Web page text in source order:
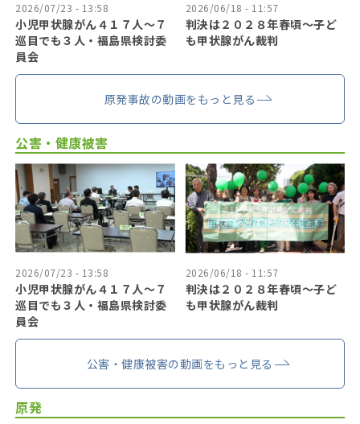
2026/07/23 - 13:58
小児甲状腺がん４１７人〜７
巡目でも３人・福島県検討委
員会
2026/06/18 - 11:57
判決は２０２８年春頃〜子ど
も甲状腺がん裁判
原発事故の動画をもっと見る
公害・健康被害
2026/07/23 - 13:58
小児甲状腺がん４１７人〜７
巡目でも３人・福島県検討委
員会
2026/06/18 - 11:57
判決は２０２８年春頃〜子ど
も甲状腺がん裁判
公害・健康被害の動画をもっと見る
原発